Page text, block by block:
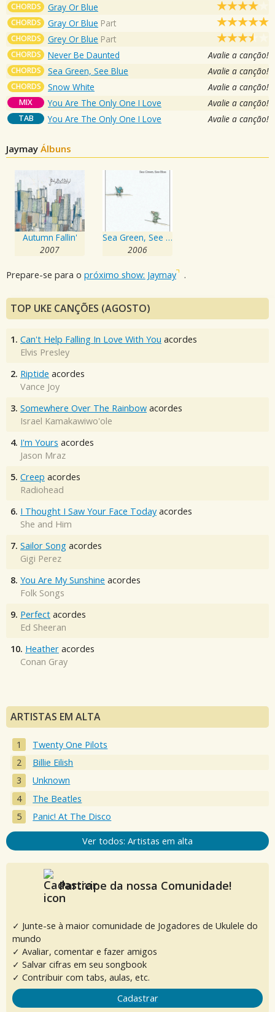
CHORDS Gray Or Blue
CHORDS Gray Or Blue Part
CHORDS Grey Or Blue Part
CHORDS Never Be Daunted Avalie a canção!
CHORDS Sea Green, See Blue Avalie a canção!
CHORDS Snow White Avalie a canção!
MIX You Are The Only One I Love Avalie a canção!
TAB You Are The Only One I Love Avalie a canção!
Jaymay Álbuns
Autumn Fallin'
2007
Sea Green, See Blue.
2006
Prepare-se para o próximo show: Jaymay .
TOP UKE CANÇÕES (AGOSTO)
1. Can't Help Falling In Love With You acordes
Elvis Presley
2. Riptide acordes
Vance Joy
3. Somewhere Over The Rainbow acordes
Israel Kamakawiwo'ole
4. I'm Yours acordes
Jason Mraz
5. Creep acordes
Radiohead
6. I Thought I Saw Your Face Today acordes
She and Him
7. Sailor Song acordes
Gigi Perez
8. You Are My Sunshine acordes
Folk Songs
9. Perfect acordes
Ed Sheeran
10. Heather acordes
Conan Gray
ARTISTAS EM ALTA
Twenty One Pilots
Billie Eilish
Unknown
The Beatles
Panic! At The Disco
Ver todos: Artistas em alta
Participe da nossa Comunidade!
✓ Junte-se à maior comunidade de Jogadores de Ukulele do
mundo
✓ Avaliar, comentar e fazer amigos
✓ Salvar cifras em seu songbook
✓ Contribuir com tabs, aulas, etc.
Cadastrar